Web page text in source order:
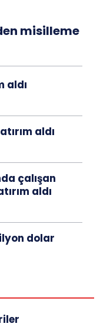
misilleme
aldı
aldı
çalışan
aldı
dolar